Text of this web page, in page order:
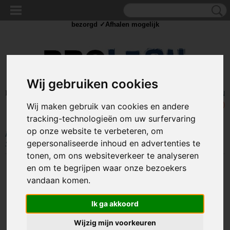
Wij gebruiken cookies
Wij maken gebruik van cookies en andere
tracking-technologieën om uw surfervaring
op onze website te verbeteren, om
gepersonaliseerde inhoud en advertenties te
tonen, om ons websiteverkeer te analyseren
en om te begrijpen waar onze bezoekers
vandaan komen.
Ik ga akkoord
Wijzig mijn voorkeuren
Inloggen Registreren
UW WINKELWAGEN
Geen producten
(0)
Home >IJZERWAREN>BEVESTIGING>ZUIGNAPPEN
50mm met M6x13 bout
bezorgd ✓Afhalen mogelijk